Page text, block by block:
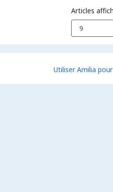
Articles
Utiliser Amilia